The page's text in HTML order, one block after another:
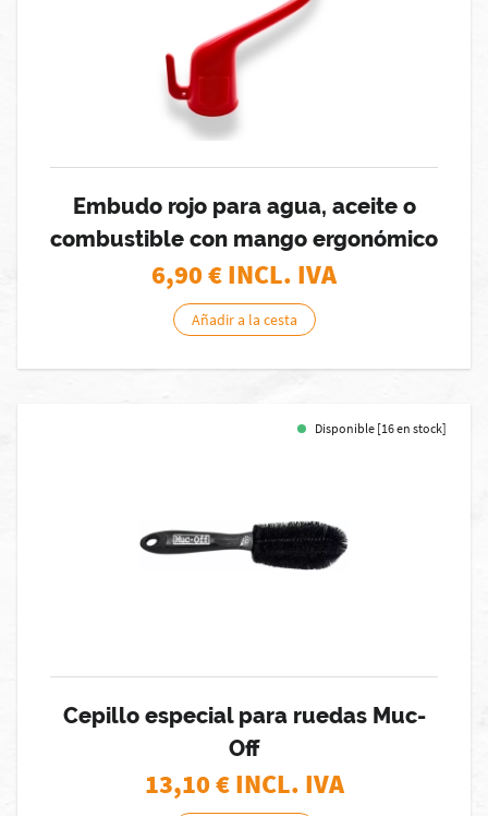
Embudo rojo para agua, aceite o
combustible con mango ergonómico
6,90€ INCL. IVA
Añadir a la cesta
Disponible [16 en stock]
Cepillo especial para ruedas Muc-
Off
13,10€ INCL. IVA